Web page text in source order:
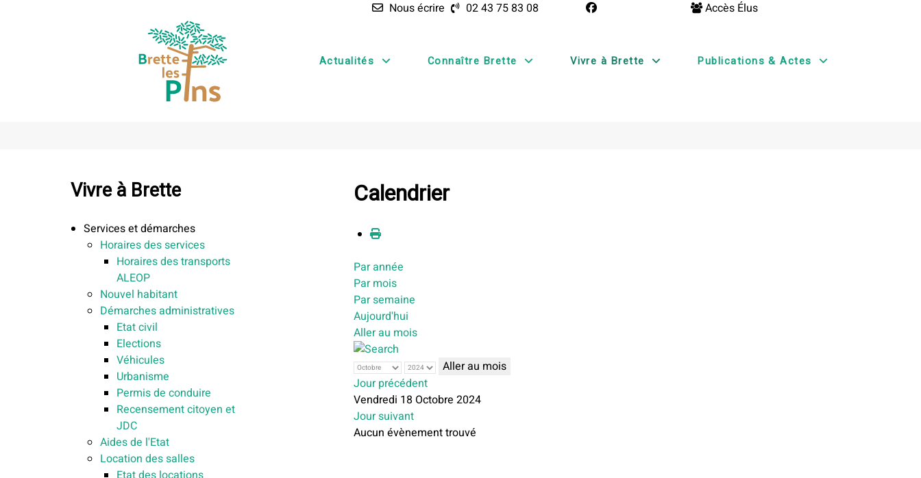
Nous écrire 02 43 75 83 08 Accès Élus
Actualités Connaître Brette Vivre à Brette Publications & Actes
Vivre à Brette
Services et démarches
Horaires des services
Horaires des transports
ALEOP
Nouvel habitant
Démarches administratives
Etat civil
Elections
Véhicules
Urbanisme
Permis de conduire
Recensement citoyen et
JDC
Aides de l'Etat
Location des salles
Calendrier
Par année
Par mois
Par semaine
Aujourd'hui
Aller au mois
Aller au mois
Jour précédent
Vendredi 18 Octobre 2024
Jour suivant
Aucun évènement trouvé